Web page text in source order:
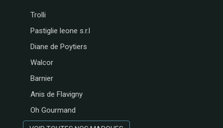
Trolli
Pastiglie leone s.r.l
Diane de Poytiers
Walcor
Barnier
Anis de Flavigny
Oh Gourmand